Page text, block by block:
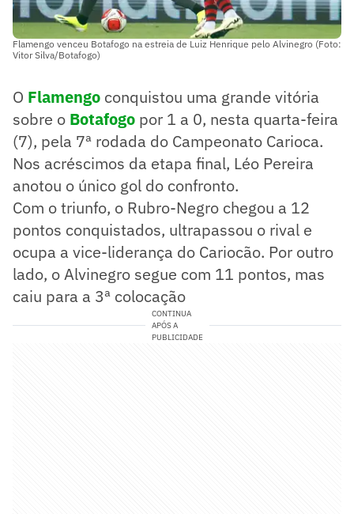
Flamengo venceu Botafogo na estreia de Luiz Henrique pelo Alvinegro (Foto:
Vitor Silva/Botafogo)
O Flamengo conquistou uma grande vitória
sobre o Botafogo por 1 a 0, nesta quarta-feira
(7), pela 7ª rodada do Campeonato Carioca.
Nos acréscimos da etapa final, Léo Pereira
anotou o único gol do confronto.
Com o triunfo, o Rubro-Negro chegou a 12
pontos conquistados, ultrapassou o rival e
ocupa a vice-liderança do Cariocão. Por outro
lado, o Alvinegro segue com 11 pontos, mas
caiu para a 3ª colocação
CONTINUA
APÓS A
PUBLICIDADE